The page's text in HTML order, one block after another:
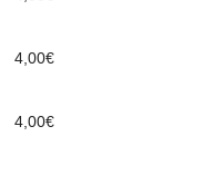
4,00€
4,00€